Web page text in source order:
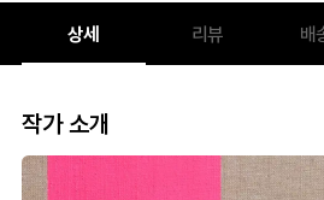
상세 리뷰 배
작가 소개